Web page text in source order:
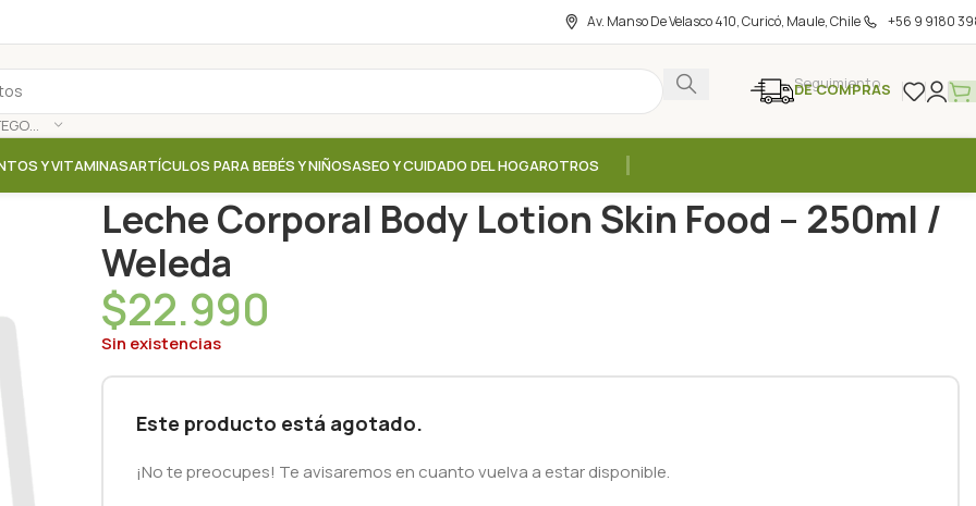
Av. Manso De Velasco 410, Curicó, Maule, Chile +56 9 9180
SELECCIONAR CATEGORÍA
Seguimiento
DE COMPRAS
Y VITAMINASARTÍCULOS PARA BEBÉS Y NIÑOSASEO Y CUIDADO DEL HOGAROTROS
Leche Corporal Body Lotion Skin Food – 250ml /
Weleda
$22.990
Sin existencias
Este producto está agotado.
¡No te preocupes! Te avisaremos en cuanto vuelva a estar disponible.